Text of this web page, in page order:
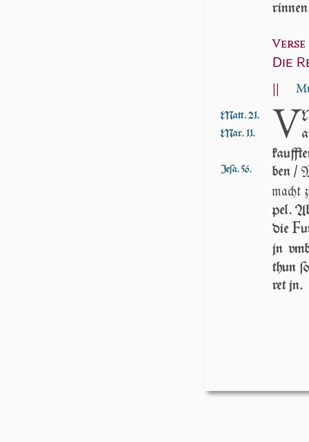
rin­nen
Verse
Die
||
Matt. 21.
Mar. 11.
Jeſa. 56.
V
ben /
macht
pel.
die F
jn
thun
ret jn.